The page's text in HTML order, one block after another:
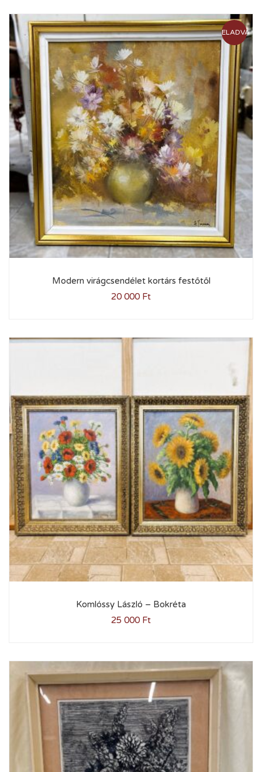
ELADVA
Modern virágcsendélet kortárs festőtől
20 000 Ft
Komlóssy László – Bokréta
25 000 Ft